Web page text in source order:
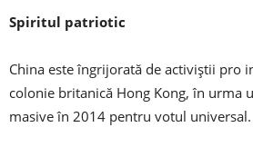
Spiritul patriotic
China este îngrijorată de activiștii pro
colonie britanică Hong Kong, în urma
masive în 2014 pentru votul universal.